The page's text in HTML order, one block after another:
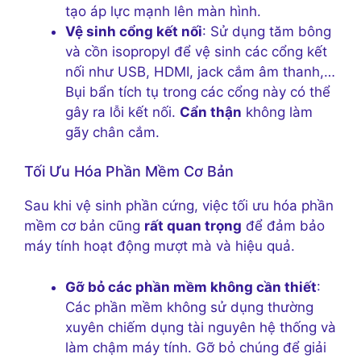
tạo áp lực mạnh lên màn hình.
Vệ sinh cổng kết nối: Sử dụng tăm bông
và cồn isopropyl để vệ sinh các cổng kết
nối như USB, HDMI, jack cắm âm thanh,…
Bụi bẩn tích tụ trong các cổng này có thể
gây ra lỗi kết nối. Cẩn thận không làm
gãy chân cắm.
Tối Ưu Hóa Phần Mềm Cơ Bản
Sau khi vệ sinh phần cứng, việc tối ưu hóa phần
mềm cơ bản cũng rất quan trọng để đảm bảo
máy tính hoạt động mượt mà và hiệu quả.
Gỡ bỏ các phần mềm không cần thiết:
Các phần mềm không sử dụng thường
xuyên chiếm dụng tài nguyên hệ thống và
làm chậm máy tính. Gỡ bỏ chúng để giải